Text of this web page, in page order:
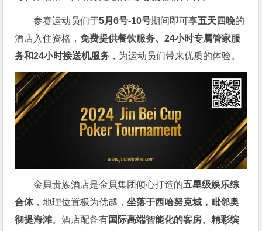
参赛运动员们于5月6号-10号期间即可享五天四晚的
酒店入住资格，免费提供餐饮服务、24小时专属管家服
务和24小时接送机服务 ，为运动员们带来优质的体验。
金貝贵族酒店是金貝集团倾心打造的五星级娱乐综
合体，地理位置极为优越，坐落于西哈努克城，毗邻奥
彻提海滩。酒店配备有国际高端智能化的客房、精彩缤